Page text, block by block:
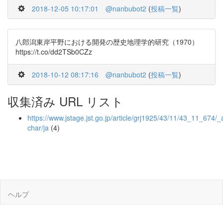
2018-12-05 10:17:01 @nanbubot2 (投稿一覧)
八郎潟東岸平野における開発の歴史地理学的研究（1970）
https://t.co/dd2TSb0CZz
2018-10-12 08:17:16 @nanbubot2 (投稿一覧)
収集済み URL リスト
https://www.jstage.jst.go.jp/article/grj1925/43/11/43_11_674/
char/ja (4)
ヘルプ